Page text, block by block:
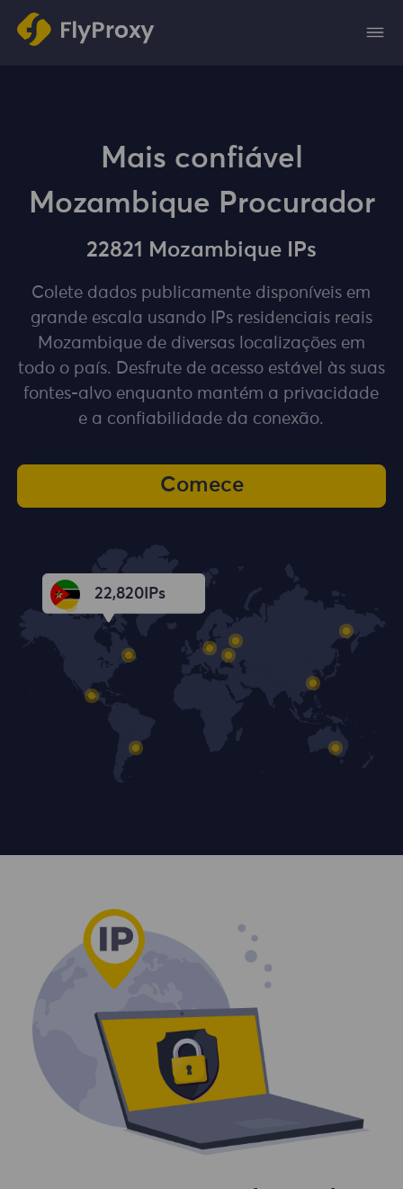
Mais confiável
Mozambique Procurador
22821 Mozambique IPs
Colete dados publicamente disponíveis em
grande escala usando IPs residenciais reais
Mozambique de diversas localizações em
todo o país. Desfrute de acesso estável às suas
fontes-alvo enquanto mantém a privacidade
e a confiabilidade da conexão.
Comece
22,821IPs